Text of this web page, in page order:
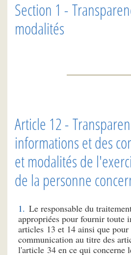
Section 1 -
modalités
Article 12 -
informations et des
et modalités de
de la personne
Le responsable du
appropriées pour fournir toute
articles 13 et 14 ainsi que
communication au titre des
l'article 34 en ce qui concerne